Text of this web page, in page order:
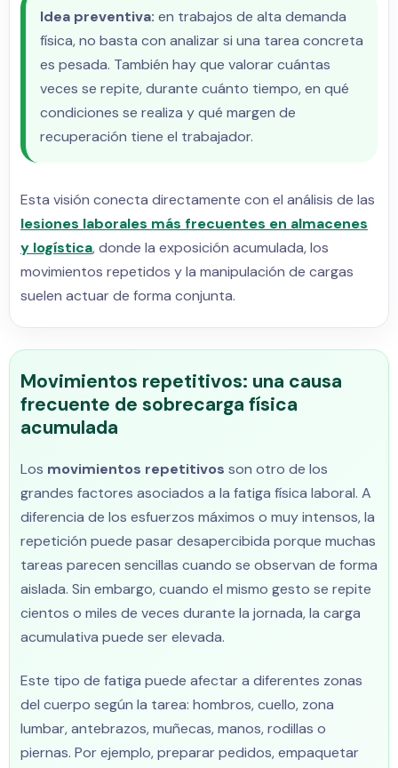
Idea preventiva: en trabajos de alta demanda
física, no basta con analizar si una tarea concreta
es pesada. También hay que valorar cuántas
veces se repite, durante cuánto tiempo, en qué
condiciones se realiza y qué margen de
recuperación tiene el trabajador.
Esta visión conecta directamente con el análisis de las
lesiones laborales más frecuentes en almacenes
y logística, donde la exposición acumulada, los
movimientos repetidos y la manipulación de cargas
suelen actuar de forma conjunta.
Movimientos repetitivos: una causa
frecuente de sobrecarga física
acumulada
Los movimientos repetitivos son otro de los
grandes factores asociados a la fatiga física laboral. A
diferencia de los esfuerzos máximos o muy intensos, la
repetición puede pasar desapercibida porque muchas
tareas parecen sencillas cuando se observan de forma
aislada. Sin embargo, cuando el mismo gesto se repite
cientos o miles de veces durante la jornada, la carga
acumulativa puede ser elevada.
Este tipo de fatiga puede afectar a diferentes zonas
del cuerpo según la tarea: hombros, cuello, zona
lumbar, antebrazos, muñecas, manos, rodillas o
piernas. Por ejemplo, preparar pedidos, empaquetar